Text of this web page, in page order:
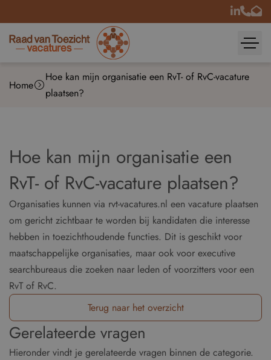
Home
Hoe kan mijn organisatie een RvT- of RvC-vacature
plaatsen?
Hoe kan mijn organisatie een
RvT- of RvC-vacature plaatsen?
Organisaties kunnen via rvt-vacatures.nl een vacature plaatsen
om gericht zichtbaar te worden bij kandidaten die interesse
hebben in toezichthoudende functies. Dit is geschikt voor
maatschappelijke organisaties, maar ook voor executive
searchbureaus die zoeken naar leden of voorzitters voor een
RvT of RvC.
Terug naar het overzicht
Gerelateerde vragen
Hieronder vindt je gerelateerde vragen binnen de categorie.